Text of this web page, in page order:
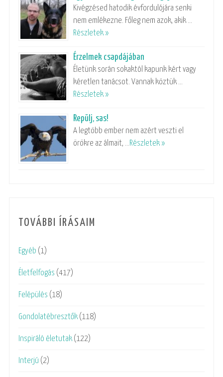
Kivégzésed hatodik évfordulójára senki
nem emlékezne. Főleg nem azok, akik …
Részletek »
Érzelmek csapdájában
Életünk során sokaktól kapunk kért vagy
kéretlen tanácsot. Vannak köztük …
Részletek »
Repülj, sas!
A legtöbb ember nem azért veszti el
örökre az álmait, …Részletek »
TOVÁBBI ÍRÁSAIM
Egyéb (1)
Életfelfogás (417)
Felépülés (18)
Gondolatébresztők (118)
Inspiráló életutak (122)
Interjú (2)